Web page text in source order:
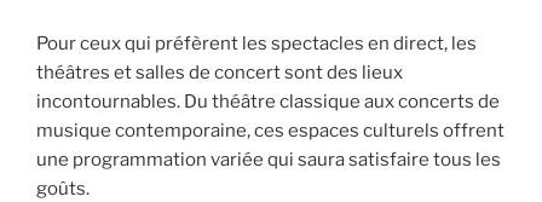
Pour ceux qui préfèrent les spectacles en direct, les
théâtres et salles de concert sont des lieux
incontournables. Du théâtre classique aux concerts de
musique contemporaine, ces espaces culturels offrent
une programmation variée qui saura satisfaire tous les
goûts.